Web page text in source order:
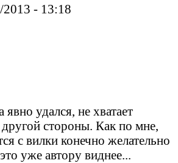
- 13:18
удался, не хватает
стороны. Как по мне,
с вилки конечно желательно
уже автору виднее...